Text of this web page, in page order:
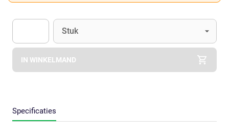
Apok.Product.Detail.AddToCart.Quantity (Optioneel)
Eenheid
Stuk
IN WINKELMAND
Specificaties